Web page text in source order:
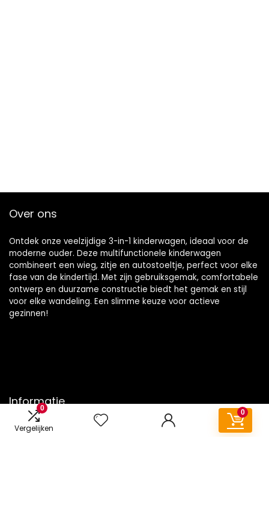
0
Vergelijken
0
Over ons
Ontdek onze veelzijdige 3-in-1 kinderwagen, ideaal voor de
moderne ouder. Deze multifunctionele kinderwagen
combineert een wieg, zitje en autostoeltje, perfect voor elke
fase van de kindertijd. Met zijn gebruiksgemak, comfortabele
ontwerp en duurzame constructie biedt het gemak en stijl
voor elke wandeling. Een slimme keuze voor actieve
gezinnen!
Informatie
Contact